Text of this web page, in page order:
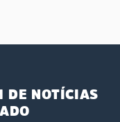
DE NOTÍCIAS